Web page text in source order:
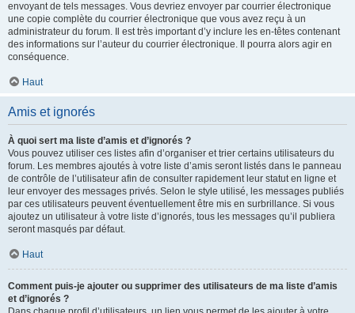
envoyant de tels messages. Vous devriez envoyer par courrier électronique
une copie complète du courrier électronique que vous avez reçu à un
administrateur du forum. Il est très important d’y inclure les en-têtes contenant
des informations sur l’auteur du courrier électronique. Il pourra alors agir en
conséquence.
Haut
Amis et ignorés
À quoi sert ma liste d’amis et d’ignorés ?
Vous pouvez utiliser ces listes afin d’organiser et trier certains utilisateurs du
forum. Les membres ajoutés à votre liste d’amis seront listés dans le panneau
de contrôle de l’utilisateur afin de consulter rapidement leur statut en ligne et
leur envoyer des messages privés. Selon le style utilisé, les messages publiés
par ces utilisateurs peuvent éventuellement être mis en surbrillance. Si vous
ajoutez un utilisateur à votre liste d’ignorés, tous les messages qu’il publiera
seront masqués par défaut.
Haut
Comment puis-je ajouter ou supprimer des utilisateurs de ma liste d’amis
et d’ignorés ?